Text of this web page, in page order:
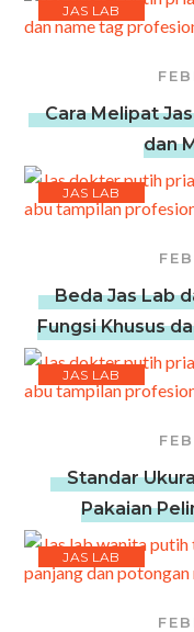
JAS LAB
Cara Melipat
dan
JAS LAB
Beda Jas Lab
Fungsi Khusus
JAS LAB
Standar
Pakaian
JAS LAB